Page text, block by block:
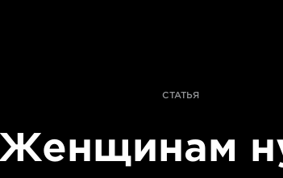
СТАТЬЯ